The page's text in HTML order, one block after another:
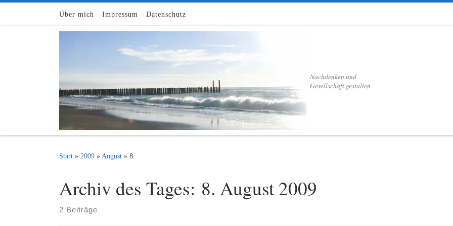
Zum Inhalt springen
Über mich Impressum Datenschutz
Nachdenken und
Gesellschaft gestalten
Start » 2009 » August » 8.
Archiv des Tages: 8. August 2009
2 Beiträge